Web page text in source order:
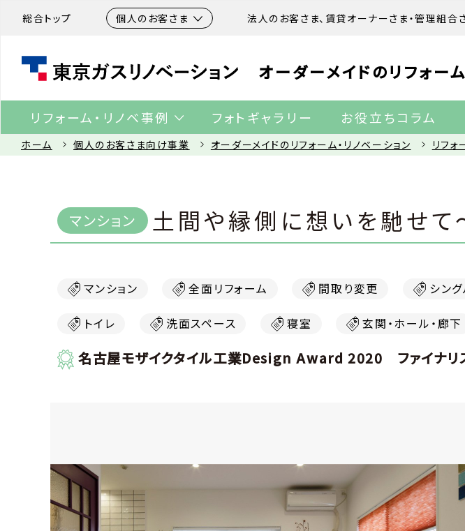
総合トップ 個人のお客さま 法人のお客さま、賃貸オーナーさま・管理組合
オーダーメイドのリフォー
リフォーム・リノベ事例 フォトギャラリー お役立ちコラム
ホーム 個人のお客さま向け事業 オーダーメイドのリフォーム・リノベーション リフォ
土間や縁側に想いを馳せて
マンション
全面リフォーム 間取り変更 シン
トイレ 洗面スペース 寝室 玄関・ホール・廊下
名古屋モザイクタイル工業Design Award 2020 ファイナリ